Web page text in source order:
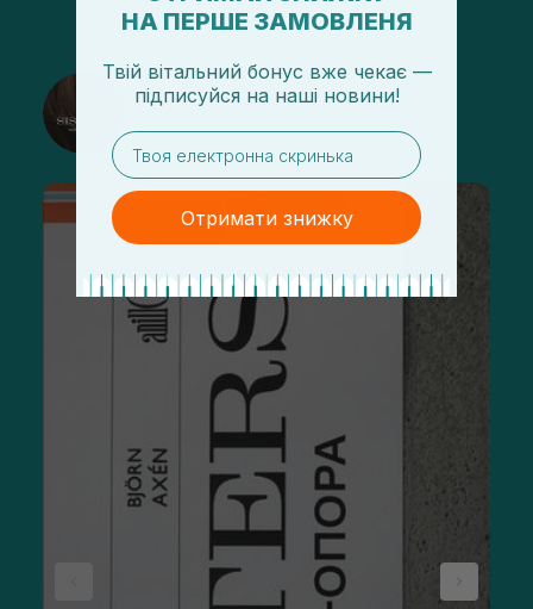
@sisters_stelmakh в Instagram
Підписатися
НА ПЕРШЕ ЗАМОВЛЕНЯ
Твій вітальний бонус вже чекає —
підписуйся на наші новини!
email
Отримати знижку